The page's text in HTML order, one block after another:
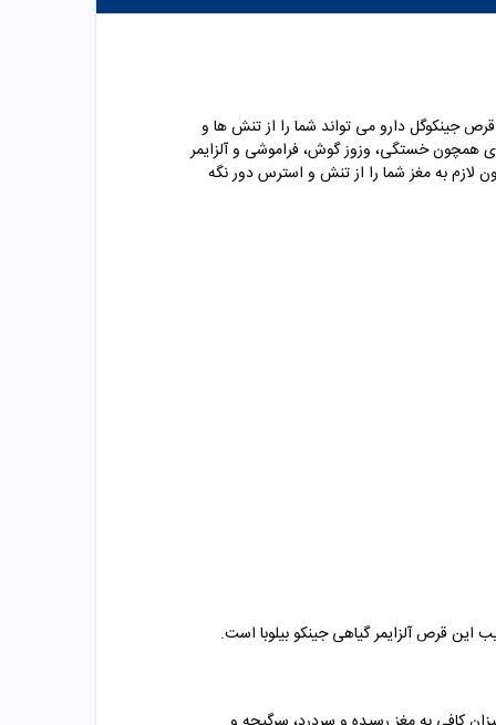
جینکوگل دارو می تواند شما را از تنش ها و
همچون خستگی، وزوز گوش، فراموشی و آلزایمر
به مغز شما را از تنش و استرس دور نگه
این قرص آلزایمر گیاهی جینکو بیلوبا است.